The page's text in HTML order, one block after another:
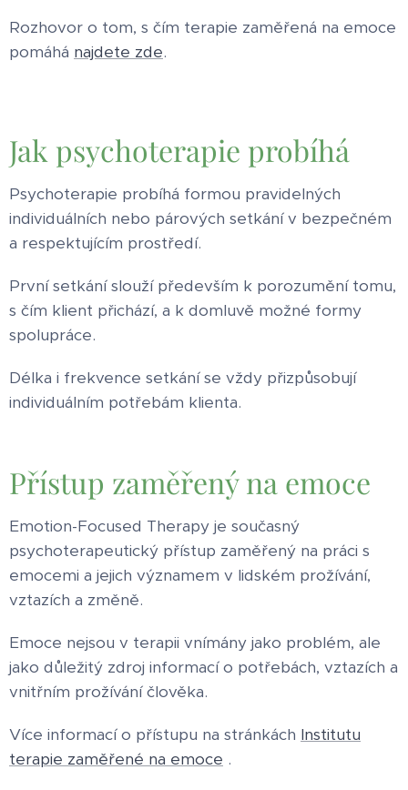
Rozhovor o tom, s čím terapie zaměřená na emoce
pomáhá najdete zde.
Jak psychoterapie probíhá
Psychoterapie probíhá formou pravidelných
individuálních nebo párových setkání v bezpečném
a respektujícím prostředí.
První setkání slouží především k porozumění tomu,
s čím klient přichází, a k domluvě možné formy
spolupráce.
Délka i frekvence setkání se vždy přizpůsobují
individuálním potřebám klienta.
Přístup zaměřený na emoce
Emotion-Focused Therapy je současný
psychoterapeutický přístup zaměřený na práci s
emocemi a jejich významem v lidském prožívání,
vztazích a změně.
Emoce nejsou v terapii vnímány jako problém, ale
jako důležitý zdroj informací o potřebách, vztazích a
vnitřním prožívání člověka.
Více informací o přístupu na stránkách Institutu
terapie zaměřené na emoce .